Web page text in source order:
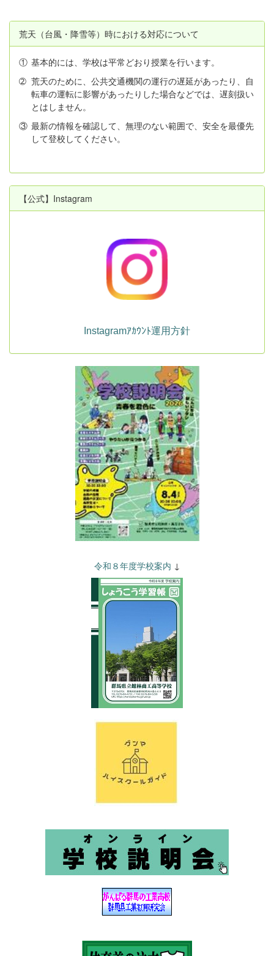
荒天（台風・降雪等）時における対応について
① 基本的には、学校は平常どおり授業を行います。
➁ 荒天のために、公共交通機関の運行の遅延があったり、自
転車の運転に影響があったりした場合などでは、遅刻扱い
とはしません。
③ 最新の情報を確認して、無理のない範囲で、安全を最優先
して登校してください。
【公式】Instagram
Instagramｱｶｳﾝﾄ運用方針
令和８年度学校案内 ↓